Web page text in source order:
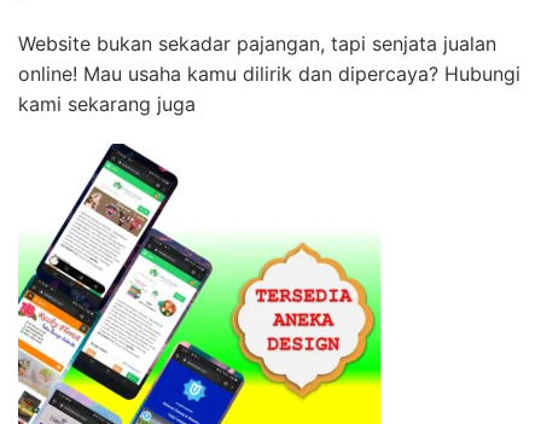
Website bukan sekadar pajangan, tapi senjata jualan
online! Mau usaha kamu dilirik dan dipercaya? Hubungi
kami sekarang juga